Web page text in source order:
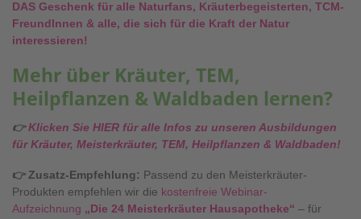
DAS Geschenk für alle Naturfans, Kräuterbegeisterten, TCM-
FreundInnen & alle, die sich für die Kraft der Natur
interessieren!
Mehr über Kräuter, TEM,
Heilpflanzen & Waldbaden lernen?
👉Klicken Sie HIER für alle Infos zu unseren Ausbildungen
für Kräuter, Meisterkräuter, TEM, Heilpflanzen & Waldbaden!
👉 Zusatz-Empfehlung: Passend zu den Meisterkräuter-
Produkten empfehlen wir die kostenfreie Webinar-
Aufzeichnung „Die 24 Meisterkräuter Hausapotheke“ – für